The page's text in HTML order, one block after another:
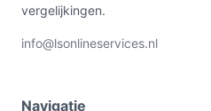
vergelijkingen.
info@lsonlineservices.nl
Navigatie